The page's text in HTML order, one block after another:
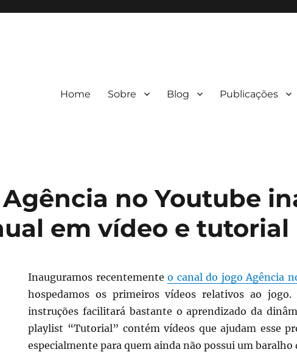
Home Sobre Blog Publicações
no Youtube
em vídeo e tutorial
Inauguramos recentementeo canal do jogo Agência
hospedamos os primeiros vídeos relativos ao jogo.
instruções facilitará bastante o aprendizado da
playlist “Tutorial” contém vídeos que ajudam esse
especialmente para quem ainda não possui um baralho